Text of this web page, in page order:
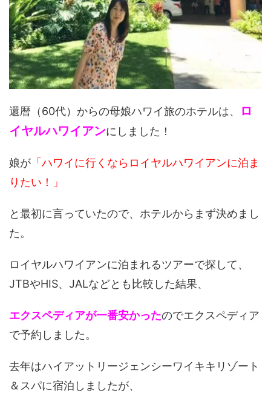
還暦（60代）からの母娘ハワイ旅のホテルは、
ロ
イヤルハワイアンにしました！
娘が 「ハワイに行くならロイヤルハワイアンに泊ま
りたい！」
と最初に言っていたので、ホテルからまず決めまし
た。
ロイヤルハワイアンに泊まれるツアーで探して、
JTBやHIS、JALなどとも比較した結果、
エクスペディアが一番安かったのでエクスペディア
で予約しました。
去年はハイアットリージェンシーワイキキリゾート
＆スパに宿泊しましたが、